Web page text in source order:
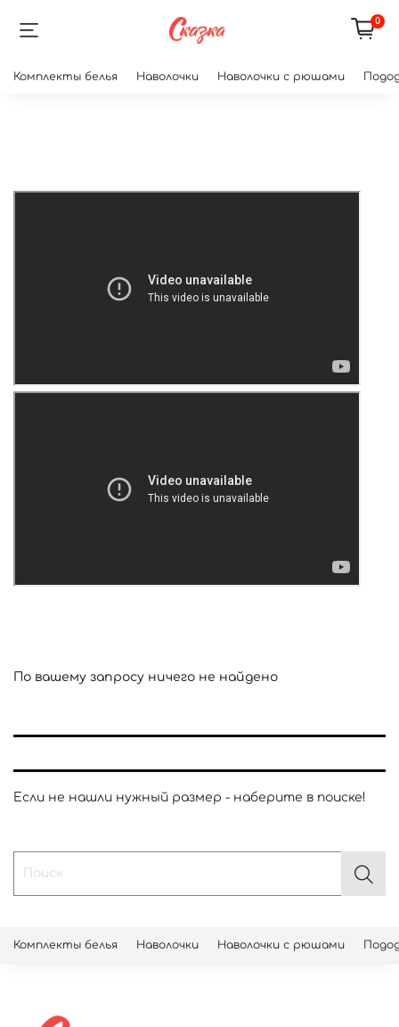
0
Комплекты белья Наволочки Наволочки с рюшами
По вашему запросу ничего не найдено
Если не нашли нужный размер - наберите в поиске!
Комплекты белья Наволочки Наволочки с рюшами